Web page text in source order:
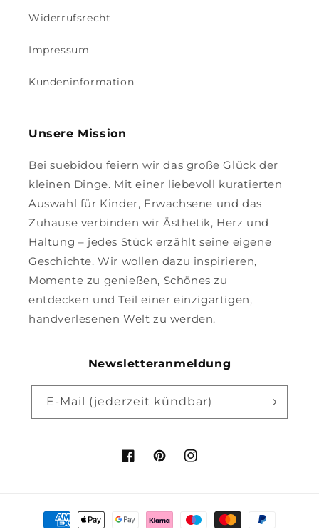
Widerrufsrecht
Impressum
Kundeninformation
Unsere Mission
Bei suebidou feiern wir das große Glück der
kleinen Dinge. Mit einer liebevoll kuratierten
Auswahl für Kinder, Erwachsene und das
Zuhause verbinden wir Ästhetik, Herz und
Haltung – jedes Stück erzählt seine eigene
Geschichte. Wir wollen dazu inspirieren,
Momente zu genießen, Schönes zu
entdecken und Teil einer einzigartigen,
handverlesenen Welt zu werden.
Newsletteranmeldung
E-Mail (jederzeit kündbar)
FacebookPinterestInstagram
Zahlungsmethoden